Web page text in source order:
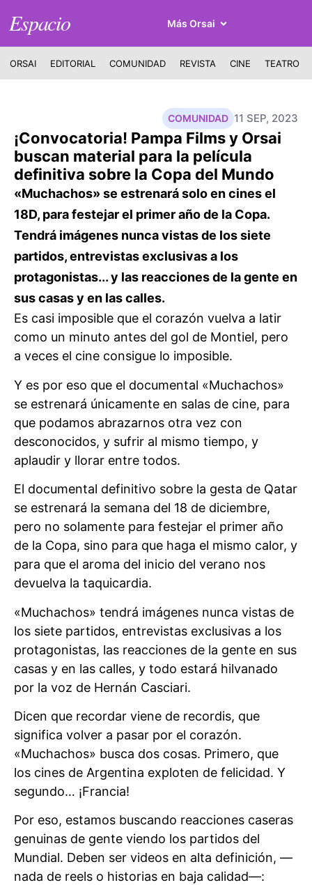
Espacio Más Orsai
ORSAI EDITORIAL COMUNIDAD REVISTA CINE TEATRO
11 SEP, 2023
COMUNIDAD
¡Convocatoria! Pampa Films y Orsai
buscan material para la película
definitiva sobre la Copa del Mundo
«Muchachos» se estrenará solo en cines el
18D, para festejar el primer año de la Copa.
Tendrá imágenes nunca vistas de los siete
partidos, entrevistas exclusivas a los
protagonistas... y las reacciones de la gente en
sus casas y en las calles.
Es casi imposible que el corazón vuelva a latir
como un minuto antes del gol de Montiel, pero
a veces el cine consigue lo imposible.
Y es por eso que el documental «Muchachos»
se estrenará únicamente en salas de cine, para
que podamos abrazarnos otra vez con
desconocidos, y sufrir al mismo tiempo, y
aplaudir y llorar entre todos.
El documental definitivo sobre la gesta de Qatar
se estrenará la semana del 18 de diciembre,
pero no solamente para festejar el primer año
de la Copa, sino para que haga el mismo calor, y
para que el aroma del inicio del verano nos
devuelva la taquicardia.
«Muchachos» tendrá imágenes nunca vistas de
los siete partidos, entrevistas exclusivas a los
protagonistas, las reacciones de la gente en sus
casas y en las calles, y todo estará hilvanado
por la voz de Hernán Casciari.
Dicen que recordar viene de recordis, que
significa volver a pasar por el corazón.
«Muchachos» busca dos cosas. Primero, que
los cines de Argentina exploten de felicidad. Y
segundo… ¡Francia!
Por eso, estamos buscando reacciones caseras
genuinas de gente viendo los partidos del
Mundial. Deben ser videos en alta definición, —
nada de reels o historias en baja calidad—: